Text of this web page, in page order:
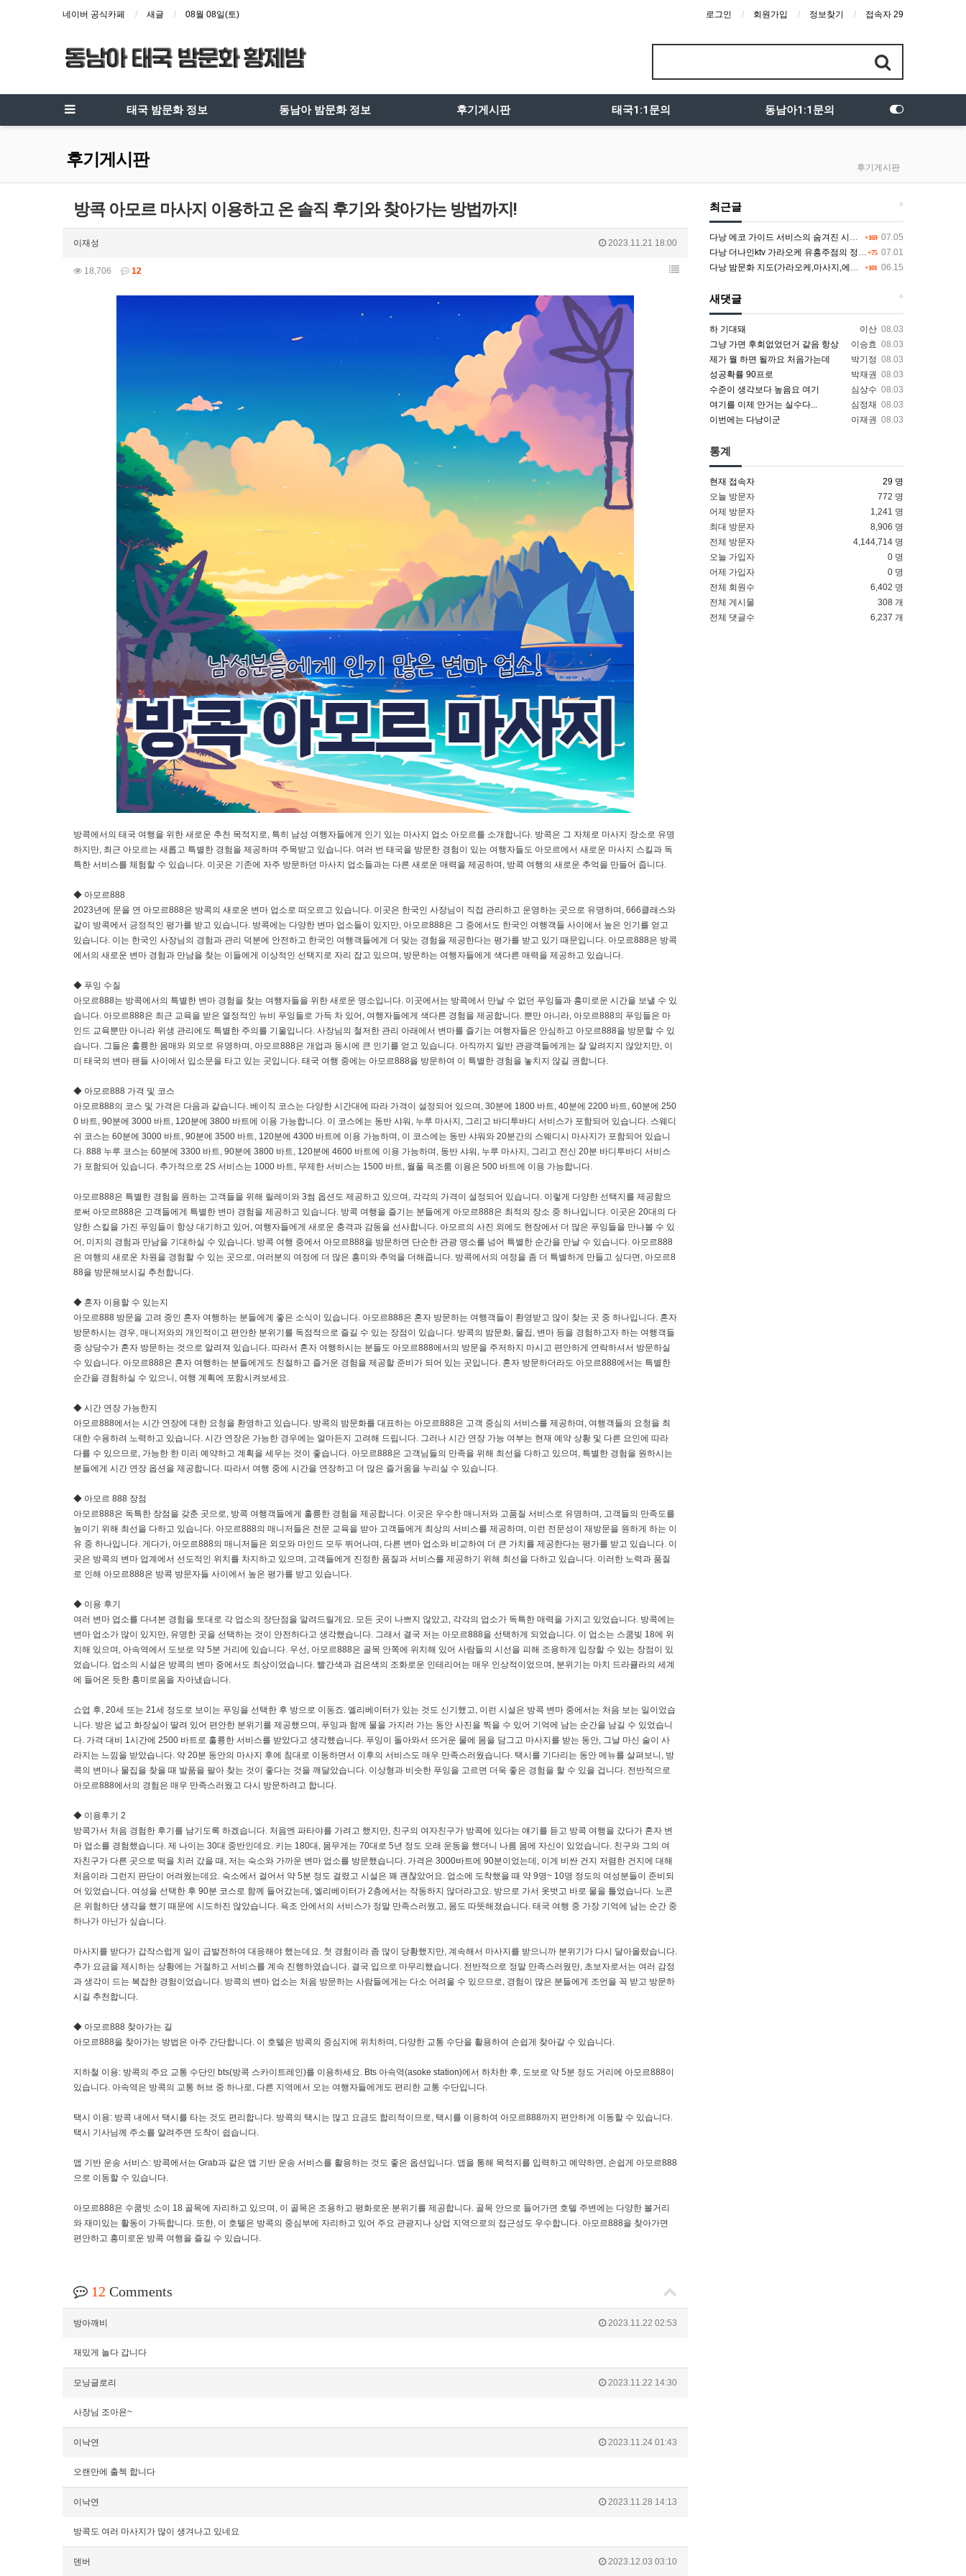
네이버 공식카페 새글 08월 08일(토) 로그인 회원가입 정보찾기 접속자 29
태국 밤문화 정보 동남아 밤문화 정보 후기게시판 태국1:1문의 동남아1:1문의
후기게시판 후기게시판
방콕 아모르 마사지 이용하고 온 솔직 후기와 찾아가는 방법까지!
이재성 2023.11.21 18:00
18,706 12
방콕에서의 태국 여행을 위한 새로운 추천 목적지로, 특히 남성 여행자들에게 인기 있는 마사지 업소 아모르를 소개합니다. 방콕은 그 자체로 마사지 장소로 유명
하지만, 최근 아모르는 새롭고 특별한 경험을 제공하며 주목받고 있습니다. 여러 번 태국을 방문한 경험이 있는 여행자들도 아모르에서 새로운 마사지 스킬과 독
특한 서비스를 체험할 수 있습니다. 이곳은 기존에 자주 방문하던 마사지 업소들과는 다른 새로운 매력을 제공하며, 방콕 여행의 새로운 추억을 만들어 줍니다.
◆ 아모르888
2023년에 문을 연 아모르888은 방콕의 새로운 변마 업소로 떠오르고 있습니다. 이곳은 한국인 사장님이 직접 관리하고 운영하는 곳으로 유명하며, 666클래스와
같이 방콕에서 긍정적인 평가를 받고 있습니다. 방콕에는 다양한 변마 업소들이 있지만, 아모르888은 그 중에서도 한국인 여행객들 사이에서 높은 인기를 얻고
있습니다. 이는 한국인 사장님의 경험과 관리 덕분에 안전하고 한국인 여행객들에게 더 맞는 경험을 제공한다는 평가를 받고 있기 때문입니다. 아모르888은 방콕
에서의 새로운 변마 경험과 만남을 찾는 이들에게 이상적인 선택지로 자리 잡고 있으며, 방문하는 여행자들에게 색다른 매력을 제공하고 있습니다.
◆ 푸잉 수질
아모르888는 방콕에서의 특별한 변마 경험을 찾는 여행자들을 위한 새로운 명소입니다. 이곳에서는 방콕에서 만날 수 없던 푸잉들과 흥미로운 시간을 보낼 수 있
습니다. 아모르888은 최근 교육을 받은 열정적인 뉴비 푸잉들로 가득 차 있어, 여행자들에게 색다른 경험을 제공합니다. 뿐만 아니라, 아모르888의 푸잉들은 마
인드 교육뿐만 아니라 위생 관리에도 특별한 주의를 기울입니다. 사장님의 철저한 관리 아래에서 변마를 즐기는 여행자들은 안심하고 아모르888을 방문할 수 있
습니다. 그들은 훌륭한 몸매와 외모로 유명하며, 아모르888은 개업과 동시에 큰 인기를 얻고 있습니다. 아직까지 일반 관광객들에게는 잘 알려지지 않았지만, 이
미 태국의 변마 팬들 사이에서 입소문을 타고 있는 곳입니다. 태국 여행 중에는 아모르888을 방문하여 이 특별한 경험을 놓치지 않길 권합니다.
◆ 아모르888 가격 및 코스
아모르888의 코스 및 가격은 다음과 같습니다. 베이직 코스는 다양한 시간대에 따라 가격이 설정되어 있으며, 30분에 1800 바트, 40분에 2200 바트, 60분에 250
0 바트, 90분에 3000 바트, 120분에 3800 바트에 이용 가능합니다. 이 코스에는 동반 샤워, 누루 마사지, 그리고 바디투바디 서비스가 포함되어 있습니다. 스웨디
쉬 코스는 60분에 3000 바트, 90분에 3500 바트, 120분에 4300 바트에 이용 가능하며, 이 코스에는 동반 샤워와 20분간의 스웨디시 마사지가 포함되어 있습니
다. 888 누루 코스는 60분에 3300 바트, 90분에 3800 바트, 120분에 4600 바트에 이용 가능하며, 동반 샤워, 누루 마사지, 그리고 전신 20분 바디투바디 서비스
가 포함되어 있습니다. 추가적으로 2S 서비스는 1000 바트, 무제한 서비스는 1500 바트, 월풀 욕조룸 이용은 500 바트에 이용 가능합니다.
아모르888은 특별한 경험을 원하는 고객들을 위해 릴레이와 3썸 옵션도 제공하고 있으며, 각각의 가격이 설정되어 있습니다. 이렇게 다양한 선택지를 제공함으
로써 아모르888은 고객들에게 특별한 변마 경험을 제공하고 있습니다. 방콕 여행을 즐기는 분들에게 아모르888은 최적의 장소 중 하나입니다. 이곳은 20대의 다
양한 스킬을 가진 푸잉들이 항상 대기하고 있어, 여행자들에게 새로운 충격과 감동을 선사합니다. 아모르의 사진 외에도 현장에서 더 많은 푸잉들을 만나볼 수 있
어, 미지의 경험과 만남을 기대하실 수 있습니다. 방콕 여행 중에서 아모르888을 방문하면 단순한 관광 명소를 넘어 특별한 순간을 만날 수 있습니다. 아모르888
은 여행의 새로운 차원을 경험할 수 있는 곳으로, 여러분의 여정에 더 많은 흥미와 추억을 더해줍니다. 방콕에서의 여정을 좀 더 특별하게 만들고 싶다면, 아모르8
88을 방문해보시길 추천합니다.
◆ 혼자 이용할 수 있는지
아모르888 방문을 고려 중인 혼자 여행하는 분들에게 좋은 소식이 있습니다. 아모르888은 혼자 방문하는 여행객들이 환영받고 많이 찾는 곳 중 하나입니다. 혼자
방문하시는 경우, 매니저와의 개인적이고 편안한 분위기를 독점적으로 즐길 수 있는 장점이 있습니다. 방콕의 밤문화, 물집, 변마 등을 경험하고자 하는 여행객들
중 상당수가 혼자 방문하는 것으로 알려져 있습니다. 따라서 혼자 여행하시는 분들도 아모르888에서의 방문을 주저하지 마시고 편안하게 연락하셔서 방문하실
수 있습니다. 아모르888은 혼자 여행하는 분들에게도 친절하고 즐거운 경험을 제공할 준비가 되어 있는 곳입니다. 혼자 방문하더라도 아모르888에서는 특별한
순간을 경험하실 수 있으니, 여행 계획에 포함시켜보세요.
◆ 시간 연장 가능한지
아모르888에서는 시간 연장에 대한 요청을 환영하고 있습니다. 방콕의 밤문화를 대표하는 아모르888은 고객 중심의 서비스를 제공하며, 여행객들의 요청을 최
대한 수용하려 노력하고 있습니다. 시간 연장은 가능한 경우에는 얼마든지 고려해 드립니다. 그러나 시간 연장 가능 여부는 현재 예약 상황 및 다른 요인에 따라
다를 수 있으므로, 가능한 한 미리 예약하고 계획을 세우는 것이 좋습니다. 아모르888은 고객님들의 만족을 위해 최선을 다하고 있으며, 특별한 경험을 원하시는
분들에게 시간 연장 옵션을 제공합니다. 따라서 여행 중에 시간을 연장하고 더 많은 즐거움을 누리실 수 있습니다.
◆ 아모르 888 장점
아모르888은 독특한 장점을 갖춘 곳으로, 방콕 여행객들에게 훌륭한 경험을 제공합니다. 이곳은 우수한 매니저와 고품질 서비스로 유명하며, 고객들의 만족도를
높이기 위해 최선을 다하고 있습니다. 아모르888의 매니저들은 전문 교육을 받아 고객들에게 최상의 서비스를 제공하며, 이런 전문성이 재방문을 원하게 하는 이
유 중 하나입니다. 게다가, 아모르888의 매니저들은 외모와 마인드 모두 뛰어나며, 다른 변마 업소와 비교하여 더 큰 가치를 제공한다는 평가를 받고 있습니다. 이
곳은 방콕의 변마 업계에서 선도적인 위치를 차지하고 있으며, 고객들에게 진정한 품질과 서비스를 제공하기 위해 최선을 다하고 있습니다. 이러한 노력과 품질
로 인해 아모르888은 방콕 방문자들 사이에서 높은 평가를 받고 있습니다.
◆ 이용 후기
여러 변마 업소를 다녀본 경험을 토대로 각 업소의 장단점을 알려드릴게요. 모든 곳이 나쁘지 않았고, 각각의 업소가 독특한 매력을 가지고 있었습니다. 방콕에는
변마 업소가 많이 있지만, 유명한 곳을 선택하는 것이 안전하다고 생각했습니다. 그래서 결국 저는 아모르888을 선택하게 되었습니다. 이 업소는 스쿰빚 18에 위
치해 있으며, 아속역에서 도보로 약 5분 거리에 있습니다. 우선, 아모르888은 골목 안쪽에 위치해 있어 사람들의 시선을 피해 조용하게 입장할 수 있는 장점이 있
었습니다. 업소의 시설은 방콕의 변마 중에서도 최상이었습니다. 빨간색과 검은색의 조화로운 인테리어는 매우 인상적이었으며, 분위기는 마치 드라큘라의 세계
에 들어온 듯한 흥미로움을 자아냈습니다.
쇼업 후, 20세 또는 21세 정도로 보이는 푸잉을 선택한 후 방으로 이동죠. 엘리베이터가 있는 것도 신기했고, 이런 시설은 방콕 변마 중에서는 처음 보는 일이었습
니다. 방은 넓고 화장실이 딸려 있어 편안한 분위기를 제공했으며, 푸잉과 함께 물을 가지러 가는 동안 사진을 찍을 수 있어 기억에 남는 순간을 남길 수 있었습니
다. 가격 대비 1시간에 2500 바트로 훌륭한 서비스를 받았다고 생각했습니다. 푸잉이 돌아와서 뜨거운 물에 몸을 담그고 마사지를 받는 동안, 그날 마신 술이 사
라지는 느낌을 받았습니다. 약 20분 동안의 마사지 후에 침대로 이동하면서 이후의 서비스도 매우 만족스러웠습니다. 택시를 기다리는 동안 메뉴를 살펴보니, 방
콕의 변마나 물집을 찾을 때 발품을 팔아 찾는 것이 좋다는 것을 깨달았습니다. 이상형과 비슷한 푸잉을 고르면 더욱 좋은 경험을 할 수 있을 겁니다. 전반적으로
아모르888에서의 경험은 매우 만족스러웠고 다시 방문하려고 합니다.
◆ 이용후기 2
방콕가서 처음 경험한 후기를 남기도록 하겠습니다. 처음엔 파타야를 가려고 했지만, 친구의 여자친구가 방콕에 있다는 얘기를 듣고 방콕 여행을 갔다가 혼자 변
마 업소를 경험했습니다. 제 나이는 30대 중반인데요. 키는 180대, 몸무게는 70대로 5년 정도 오래 운동을 했더니 나름 몸에 자신이 있었습니다. 친구와 그의 여
자친구가 다른 곳으로 떡을 치러 갔을 때, 저는 숙소와 가까운 변마 업소를 방문했습니다. 가격은 3000바트에 90분이었는데, 이게 비싼 건지 저렴한 건지에 대해
처음이라 그런지 판단이 어려웠는데요. 숙소에서 걸어서 약 5분 정도 걸렸고 시설은 꽤 괜찮았어요. 업소에 도착했을 때 약 9명~ 10명 정도의 여성분들이 준비되
어 있었습니다. 여성을 선택한 후 90분 코스로 함께 들어갔는데, 엘리베이터가 2층에서는 작동하지 않더라고요. 방으로 가서 옷벗고 바로 물을 틀었습니다. 노콘
은 위험하단 생각을 했기 때문에 시도하진 않았습니다. 욕조 안에서의 서비스가 정말 만족스러웠고, 몸도 따뜻해졌습니다. 태국 여행 중 가장 기억에 남는 순간 중
하나가 아닌가 싶습니다.
마사지를 받다가 갑작스럽게 일이 급발전하여 대응해야 했는데요. 첫 경험이라 좀 많이 당황했지만, 계속해서 마사지를 받으니까 분위기가 다시 달아올랐습니다.
추가 요금을 제시하는 상황에는 거절하고 서비스를 계속 진행하였습니다. 결국 입으로 마무리했습니다. 전반적으로 정말 만족스러웠만, 초보자로서는 여러 감정
과 생각이 드는 복잡한 경험이었습니다. 방콕의 변마 업소는 처음 방문하는 사람들에게는 다소 어려울 수 있으므로, 경험이 많은 분들에게 조언을 꼭 받고 방문하
시길 추천합니다.
◆ 아모르888 찾아가는 길
아모르888을 찾아가는 방법은 아주 간단합니다. 이 호텔은 방콕의 중심지에 위치하며, 다양한 교통 수단을 활용하여 손쉽게 찾아갈 수 있습니다.
지하철 이용: 방콕의 주요 교통 수단인 bts(방콕 스카이트레인)를 이용하세요. Bts 아속역(asoke station)에서 하차한 후, 도보로 약 5분 정도 거리에 아모르888이
있습니다. 아속역은 방콕의 교통 허브 중 하나로, 다른 지역에서 오는 여행자들에게도 편리한 교통 수단입니다.
택시 이용: 방콕 내에서 택시를 타는 것도 편리합니다. 방콕의 택시는 많고 요금도 합리적이므로, 택시를 이용하여 아모르888까지 편안하게 이동할 수 있습니다.
택시 기사님께 주소를 알려주면 도착이 쉽습니다.
앱 기반 운송 서비스: 방콕에서는 Grab과 같은 앱 기반 운송 서비스를 활용하는 것도 좋은 옵션입니다. 앱을 통해 목적지를 입력하고 예약하면, 손쉽게 아모르888
으로 이동할 수 있습니다.
아모르888은 수쿰빗 소이 18 골목에 자리하고 있으며, 이 골목은 조용하고 평화로운 분위기를 제공합니다. 골목 안으로 들어가면 호텔 주변에는 다양한 볼거리
와 재미있는 활동이 가득합니다. 또한, 이 호텔은 방콕의 중심부에 자리하고 있어 주요 관광지나 상업 지역으로의 접근성도 우수합니다. 아모르888을 찾아가면
편안하고 흥미로운 방콕 여행을 즐길 수 있습니다.
12 Comments
방아깨비 2023.11.22 02:53
재밌게 놀다 갑니다
모닝글로리 2023.11.22 14:30
사장님 조아욘~
이낙연 2023.11.24 01:43
오랜만에 출첵 합니다
이낙연 2023.11.28 14:13
방콕도 여러 마사지가 많이 생겨나고 있네요
덴버 2023.12.03 03:10
+
최근글
+169 07.05
다낭 에코 가이드 서비스의 숨겨진 시스템과 다채로운 인력 풀의 진실
+75 07.01
다낭 더나인ktv 가라오케 유흥주점의 정석을 찾고 있다면 여기
+101 06.15
다낭 밤문화 지도(가라오케,마사지,에코걸,토킹바,클럽) 유흥별 가격 및 후기공유
+
새댓글
이산 08.03
하 기대돼
이승효 08.03
그냥 가면 후회없었던거 같음 항상
박기정 08.03
제가 뭘 하면 될까요 처음가는데
박재권 08.03
성공확률 90프로
심상수 08.03
수준이 생각보다 높음요 여기
심정재 08.03
여기를 이제 안거는 실수다...
이재권 08.03
이번에는 다낭이군
통계
현재 접속자
29 명
오늘 방문자
772 명
어제 방문자
1,241 명
최대 방문자
8,906 명
전체 방문자
4,144,714 명
오늘 가입자
0 명
어제 가입자
0 명
전체 회원수
6,402 명
전체 게시물
308 개
전체 댓글수
6,237 개